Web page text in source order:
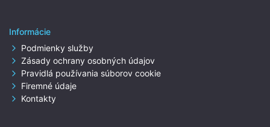
Informácie
Podmienky služby
Zásady ochrany osobných údajov
Pravidlá používania súborov cookie
Firemné údaje
Kontakty